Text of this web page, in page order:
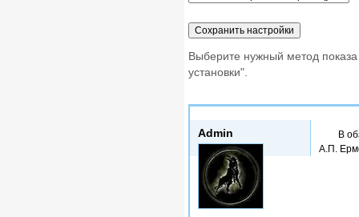
Выберите нужный метод
установки".
Admin
В
А.П.